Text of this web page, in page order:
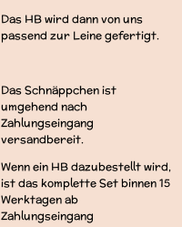
Das HB wird dann von uns
passend zur Leine gefertigt.
Das Schnäppchen ist
umgehend nach
Zahlungseingang
versandbereit.
Wenn ein HB dazubestellt wird,
ist das komplette Set binnen 15
Werktagen ab
Zahlungseingang